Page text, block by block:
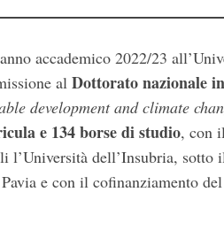
accademico 2022/23
al Dottorato nazionale
development and climate
e 134 borse di studio, con
l’Università dell’Insubria, sotto
e con il cofinanziamento